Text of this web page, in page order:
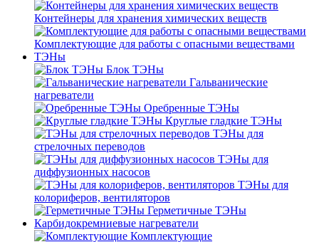
Контейнеры для хранения химических веществ
Комплектующие для работы с опасными веществами
ТЭНы
Блок ТЭНы
Гальванические
нагреватели
Оребренные ТЭНы
Круглые гладкие ТЭНы
ТЭНы для
стрелочных переводов
ТЭНы для
диффузионных насосов
ТЭНы для
колориферов, вентиляторов
Герметичные ТЭНы
Карбидокремниевые нагреватели
Комплектующие